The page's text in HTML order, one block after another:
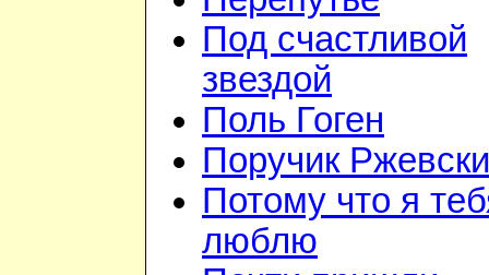
Под счастливой
звездой
Поль Гоген
Поручик
Потому что я
люблю